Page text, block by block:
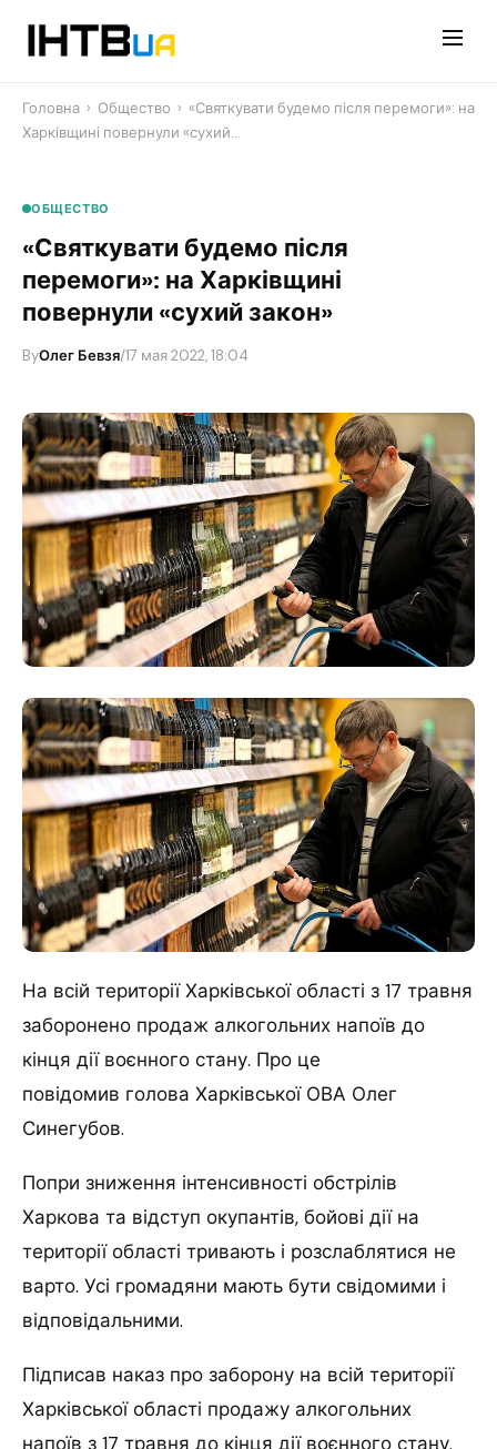
Головна › Общество › «Святкувати будемо після перемоги»: на
Харківщині повернули «сухий…
ОБЩЕСТВО
«Святкувати будемо після
перемоги»: на Харківщині
повернули «сухий закон»
ByОлег Бевзя/17 мая 2022, 18:04
На всій території Харківської області з 17 травня
заборонено продаж алкогольних напоїв до
кінця дії воєнного стану. Про це
повідомив голова Харківської ОВА Олег
Синегубов.
Попри зниження інтенсивності обстрілів
Харкова та відступ окупантів, бойові дії на
території області тривають і розслаблятися не
варто. Усі громадяни мають бути свідомими і
відповідальними.
Підписав наказ про заборону на всій території
Харківської області продажу алкогольних
напоїв з 17 травня до кінця дії воєнного стану.